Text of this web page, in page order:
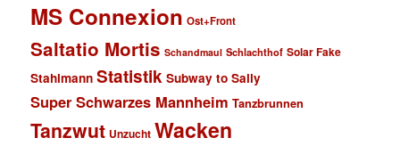
MS Connexion Ost+Front
Saltatio Mortis Schandmaul Schlachthof Solar Fake
Stahlmann Statistik Subway to Sally
Super Schwarzes Mannheim Tanzbrunnen
Tanzwut Unzucht Wacken